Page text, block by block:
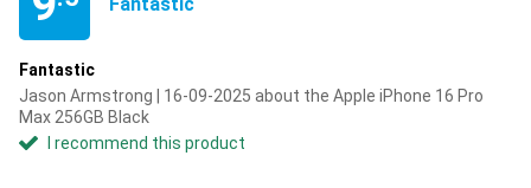
Fantastic
Jason Armstrong | 16-09-2025 about the Apple iPhone 16 Pro
Max 256GB Black
I recommend this product